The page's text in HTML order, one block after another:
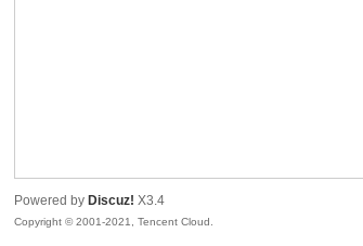
Powered by Discuz! X3.4
Copyright © 2001-2021, Tencent Cloud.